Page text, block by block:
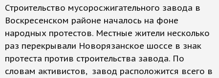
Строительство мусоросжигательного завода в
Воскресенском районе началось на фоне
народных протестов. Местные жители несколько
раз перекрывали Новорязанское шоссе в знак
протеста против строительства завода. По
словам активистов, завод расположится всего в